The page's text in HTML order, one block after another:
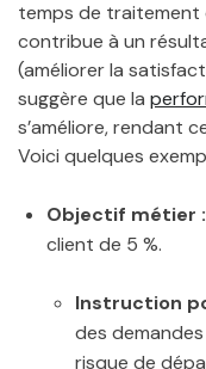
temps de traitement
contribue à un
(améliorer la
suggère que la
s’améliore, rendant
Voici quelques
Objectif métier :
client de 5 %.
Instruction
des
risque de